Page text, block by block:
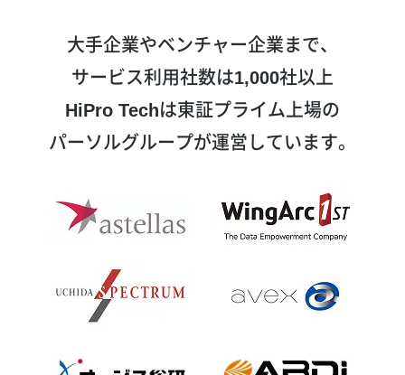
大手企業やベンチャー企業まで、
サービス利用社数は1,000社以上
HiPro Techは東証プライム上場の
パーソルグループが運営しています。